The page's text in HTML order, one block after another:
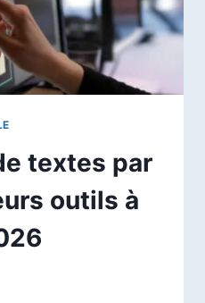
textes par
outils à